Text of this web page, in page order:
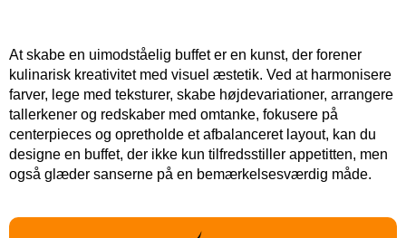
At skabe en uimodståelig buffet er en kunst, der forener
kulinarisk kreativitet med visuel æstetik. Ved at harmonisere
farver, lege med teksturer, skabe højdevariationer, arrangere
tallerkener og redskaber med omtanke, fokusere på
centerpieces og opretholde et afbalanceret layout, kan du
designe en buffet, der ikke kun tilfredsstiller appetitten, men
også glæder sanserne på en bemærkelsesværdig måde.